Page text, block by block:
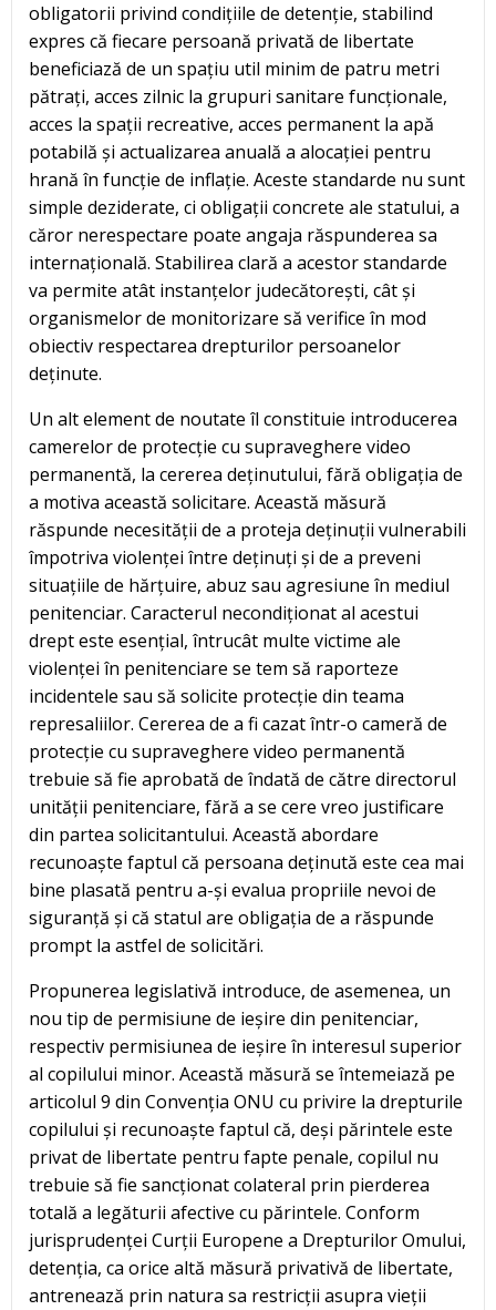
obligatorii privind condițiile de detenție, stabilind
expres că fiecare persoană privată de libertate
beneficiază de un spațiu util minim de patru metri
pătrați, acces zilnic la grupuri sanitare funcționale,
acces la spații recreative, acces permanent la apă
potabilă și actualizarea anuală a alocației pentru
hrană în funcție de inflație. Aceste standarde nu sunt
simple deziderate, ci obligații concrete ale statului, a
căror nerespectare poate angaja răspunderea sa
internațională. Stabilirea clară a acestor standarde
va permite atât instanțelor judecătorești, cât și
organismelor de monitorizare să verifice în mod
obiectiv respectarea drepturilor persoanelor
deținute.
Un alt element de noutate îl constituie introducerea
camerelor de protecție cu supraveghere video
permanentă, la cererea deținutului, fără obligația de
a motiva această solicitare. Această măsură
răspunde necesității de a proteja deținuții vulnerabili
împotriva violenței între deținuți și de a preveni
situațiile de hărțuire, abuz sau agresiune în mediul
penitenciar. Caracterul necondiționat al acestui
drept este esențial, întrucât multe victime ale
violenței în penitenciare se tem să raporteze
incidentele sau să solicite protecție din teama
represaliilor. Cererea de a fi cazat într-o cameră de
protecție cu supraveghere video permanentă
trebuie să fie aprobată de îndată de către directorul
unității penitenciare, fără a se cere vreo justificare
din partea solicitantului. Această abordare
recunoaște faptul că persoana deținută este cea mai
bine plasată pentru a-și evalua propriile nevoi de
siguranță și că statul are obligația de a răspunde
prompt la astfel de solicitări.
Propunerea legislativă introduce, de asemenea, un
nou tip de permisiune de ieșire din penitenciar,
respectiv permisiunea de ieșire în interesul superior
al copilului minor. Această măsură se întemeiază pe
articolul 9 din Convenția ONU cu privire la drepturile
copilului și recunoaște faptul că, deși părintele este
privat de libertate pentru fapte penale, copilul nu
trebuie să fie sancționat colateral prin pierderea
totală a legăturii afective cu părintele. Conform
jurisprudenței Curții Europene a Drepturilor Omului,
detenția, ca orice altă măsură privativă de libertate,
antrenează prin natura sa restricții asupra vieții